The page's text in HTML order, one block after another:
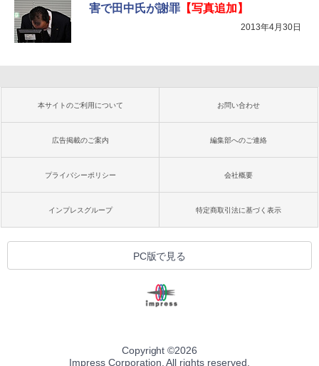
害で田中氏が謝罪【写真追加】
2013年4月30日
本サイトのご利用について お問い合わせ
広告掲載のご案内 編集部へのご連絡
プライバシーポリシー 会社概要
インプレスグループ 特定商取引法に基づく表示
PC版で見る
Copyright ©2026
Impress Corporation. All rights reserved.